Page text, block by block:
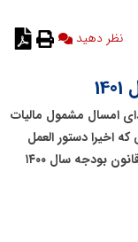
نظر دهید
از ابتدای امسال مشمول مالیات
اخیرا دستور العمل
اجرایی آن منتشر شده مربوط به بند (ز) تبصره ۶ قانون بودجه سال ۱۴۰۰